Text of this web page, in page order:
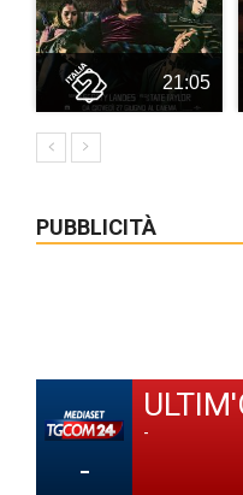
21:05
PUBBLICITÀ
-
-